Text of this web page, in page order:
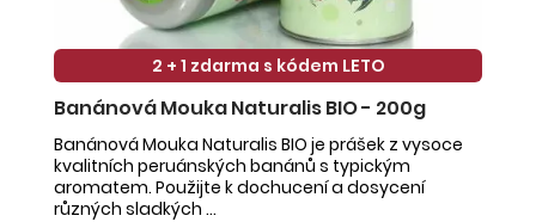
2 + 1 zdarma s kódem LETO
Banánová Mouka Naturalis BIO - 200g
Banánová Mouka Naturalis BIO je prášek z vysoce
kvalitních peruánských banánů s typickým
aromatem. Použijte k dochucení a dosycení
různých sladkých ...